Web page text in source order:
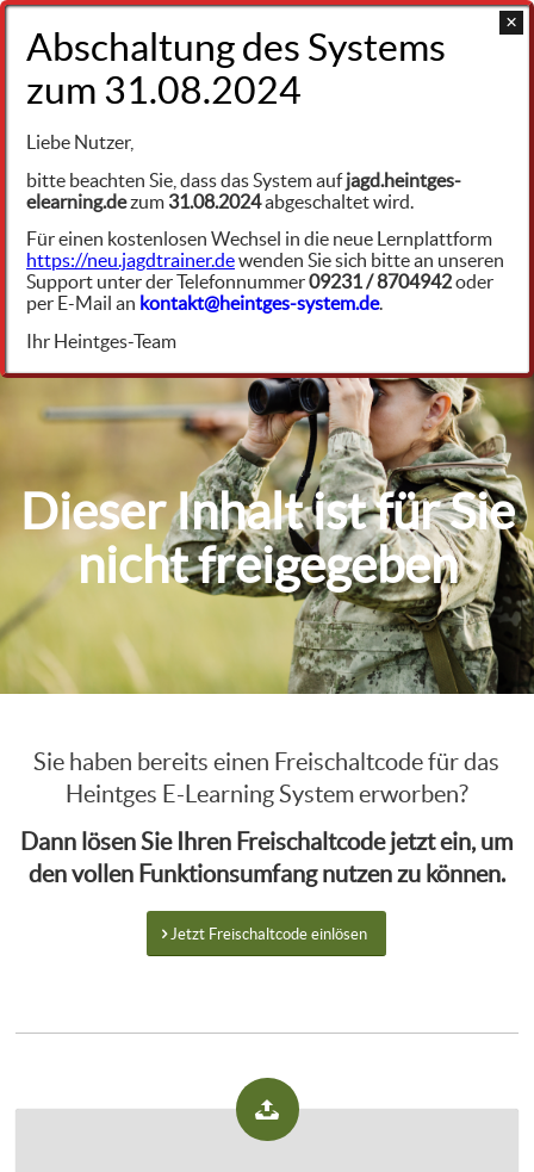
+49 9231 961342
Feldhase
Losung
Dieser Inhalt ist für Sie
nicht freigegeben
Sie haben bereits einen Freischaltcode für das
Heintges E-Learning System erworben?
Dann lösen Sie Ihren Freischaltcode jetzt ein, um
den vollen Funktionsumfang nutzen zu können.
Jetzt Freischaltcode einlösen
Liebe Nutzer,
bitte beachten Sie, dass das System aufjagd.heintges-
elearning.dezum 31.08.2024abgeschaltet wird.
Für einen kostenlosen Wechsel in die neue Lernplattform
https://neu.jagdtrainer.dewenden Sie sich bitte an unseren
Support unter der Telefonnummer09231 / 8704942oder
per E-Mail an kontakt@heintges-system.de.
Ihr Heintges-Team